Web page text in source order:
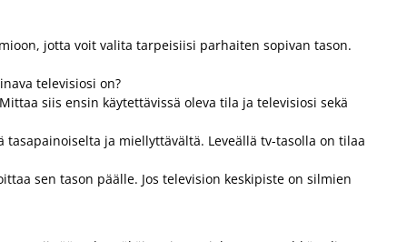
jotta voit valita tarpeisiisi parhaiten sopivan tason.
televisiosi on?
siis ensin käytettävissä oleva tila ja televisiosi sekä
ja miellyttävältä. Leveällä tv-tasolla on tilaa
sen tason päälle. Jos television keskipiste on silmien